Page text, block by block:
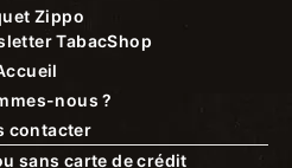
Zippo
TabacShop
nous ?
contacter
sans carte de crédit